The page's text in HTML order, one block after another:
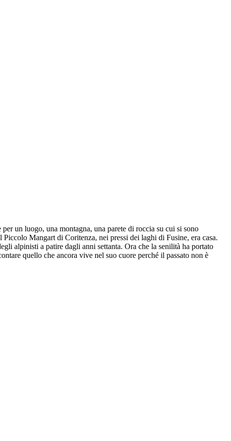
un luogo, una montagna, una parete di roccia su cui si sono
Mangart di Coritenza, nei pressi dei laghi di Fusine, era casa.
alpinisti a patire dagli anni settanta. Ora che la senilità ha portato
quello che ancora vive nel suo cuore perché il passato non è